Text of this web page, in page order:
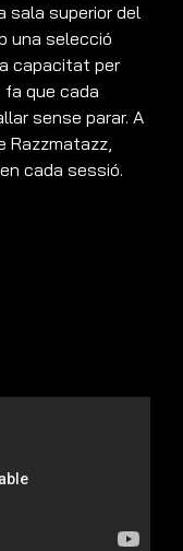
sala superior del
una selecció
capacitat per
que cada
sense parar. A
Razzmatazz,
cada sessió.